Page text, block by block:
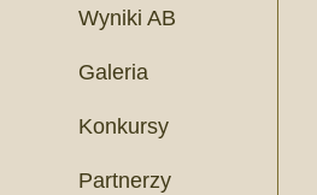
Wyniki AB
Galeria
Konkursy
Partnerzy